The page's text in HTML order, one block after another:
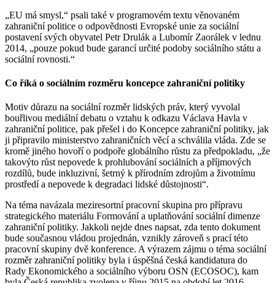
„EU má smysl,“ psali také v programovém textu věnovaném
zahraniční politice o odpovědnosti Evropské unie za sociální
postavení svých obyvatel Petr Drulák a Lubomír Zaorálek v lednu
2014, „pouze pokud bude garancí určité podoby sociálního státu a
sociální rovnosti.“
Co říká o sociálním rozměru koncepce zahraniční politiky
Motiv důrazu na sociální rozměr lidských práv, který vyvolal
bouřlivou mediální debatu o vztahu k odkazu Václava Havla v
zahraniční politice, pak přešel i do Koncepce zahraniční politiky, jak
ji připravilo ministerstvo zahraničních věcí a schválila vláda. Zde se
kromě jiného hovoří o podpoře globálního růstu za předpokladu, „že
takovýto růst nepovede k prohlubování sociálních a příjmových
rozdílů, bude inkluzivní, šetrný k přírodním zdrojům a životnímu
prostředí a nepovede k degradaci lidské důstojnosti“.
Na téma navázala meziresortní pracovní skupina pro přípravu
strategického materiálu Formování a uplatňování sociální dimenze
zahraniční politiky. Jakkoli nejde dnes napsat, zda tento dokument
bude současnou vládou projednán, vznikly zároveň s prací této
pracovní skupiny dvě konference. A výrazem zájmu o téma sociální
rozměr zahraniční politiky byla i úspěšná česká kandidatura do
Rady Ekonomického a sociálního výboru OSN (ECOSOC), kam